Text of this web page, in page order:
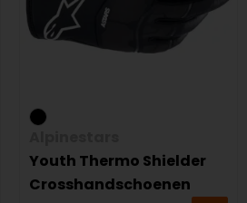
Youth Thermo Shielder
Crosshandschoenen